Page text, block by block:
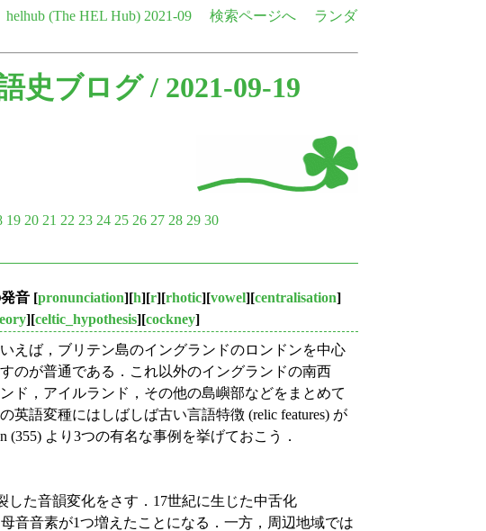
helhub (The HEL Hub) 2021-09 検索ページへ
ランダ
史ブログ/ 2021-09-19
19 20 21 22 23 24 25 26 27 28 29 30
音 [pronunciation][h][r][rhotic][vowel][centralisation]
][celtic_hypothesis][cockney]
えば，ブリテン島のイングランドのロンドンを中心
のが普通である．これ以外のイングランドの南西
ド，アイルランド，その他の島嶼部などをまとめて
英語変種にはしばしば古い言語特徴 (relic features) が
より3つの有名な事例を挙げておこう．
た音韻変化をさす．17世紀に生じた中舌化
音音素が1つ増えたことになる．一方，周辺地域では